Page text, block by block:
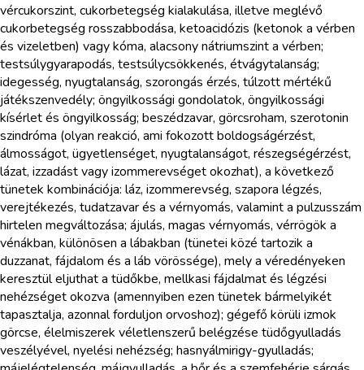
vércukorszint, cukorbetegség kialakulása, illetve meglévő
cukorbetegség rosszabbodása, ketoacidózis (ketonok a vérben
és vizeletben) vagy kóma, alacsony nátriumszint a vérben;
testsúlygyarapodás, testsúlycsökkenés, étvágytalanság;
idegesség, nyugtalanság, szorongás érzés, túlzott mértékű
játékszenvedély; öngyilkossági gondolatok, öngyilkossági
kísérlet és öngyilkosság; beszédzavar, görcsroham, szerotonin
szindróma (olyan reakció, ami fokozott boldogságérzést,
álmosságot, ügyetlenséget, nyugtalanságot, részegségérzést,
lázat, izzadást vagy izommerevséget okozhat), a következő
tünetek kombinációja: láz, izommerevség, szapora légzés,
verejtékezés, tudatzavar és a vérnyomás, valamint a pulzusszám
hirtelen megváltozása; ájulás, magas vérnyomás, vérrögök a
vénákban, különösen a lábakban (tünetei közé tartozik a
duzzanat, fájdalom és a láb vörössége), mely a véredényeken
keresztül eljuthat a tüdőkbe, mellkasi fájdalmat és légzési
nehézséget okozva (amennyiben ezen tünetek bármelyikét
tapasztalja, azonnal forduljon orvoshoz); gégefő körüli izmok
görcse, élelmiszerek véletlenszerű belégzése tüdőgyulladás
veszélyével, nyelési nehézség; hasnyálmirigy-gyulladás;